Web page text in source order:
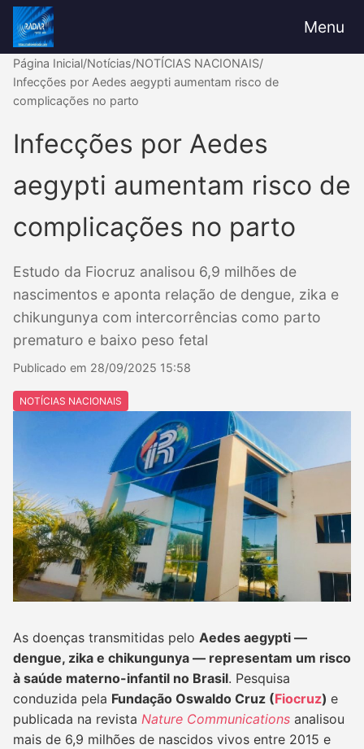
Menu
Página Inicial/Notícias/NOTÍCIAS NACIONAIS/
Infecções por Aedes aegypti aumentam risco de
complicações no parto
Infecções por Aedes
aegypti aumentam risco de
complicações no parto
Estudo da Fiocruz analisou 6,9 milhões de
nascimentos e aponta relação de dengue, zika e
chikungunya com intercorrências como parto
prematuro e baixo peso fetal
Publicado em 28/09/2025 15:58
NOTÍCIAS NACIONAIS
As doenças transmitidas pelo Aedes aegypti —
dengue, zika e chikungunya — representam um risco
à saúde materno-infantil no Brasil. Pesquisa
conduzida pela Fundação Oswaldo Cruz (Fiocruz) e
publicada na revista Nature Communications analisou
mais de 6,9 milhões de nascidos vivos entre 2015 e